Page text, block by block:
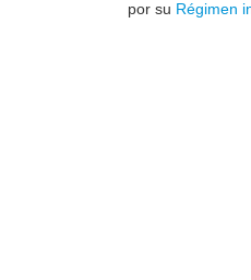
por su Régimen